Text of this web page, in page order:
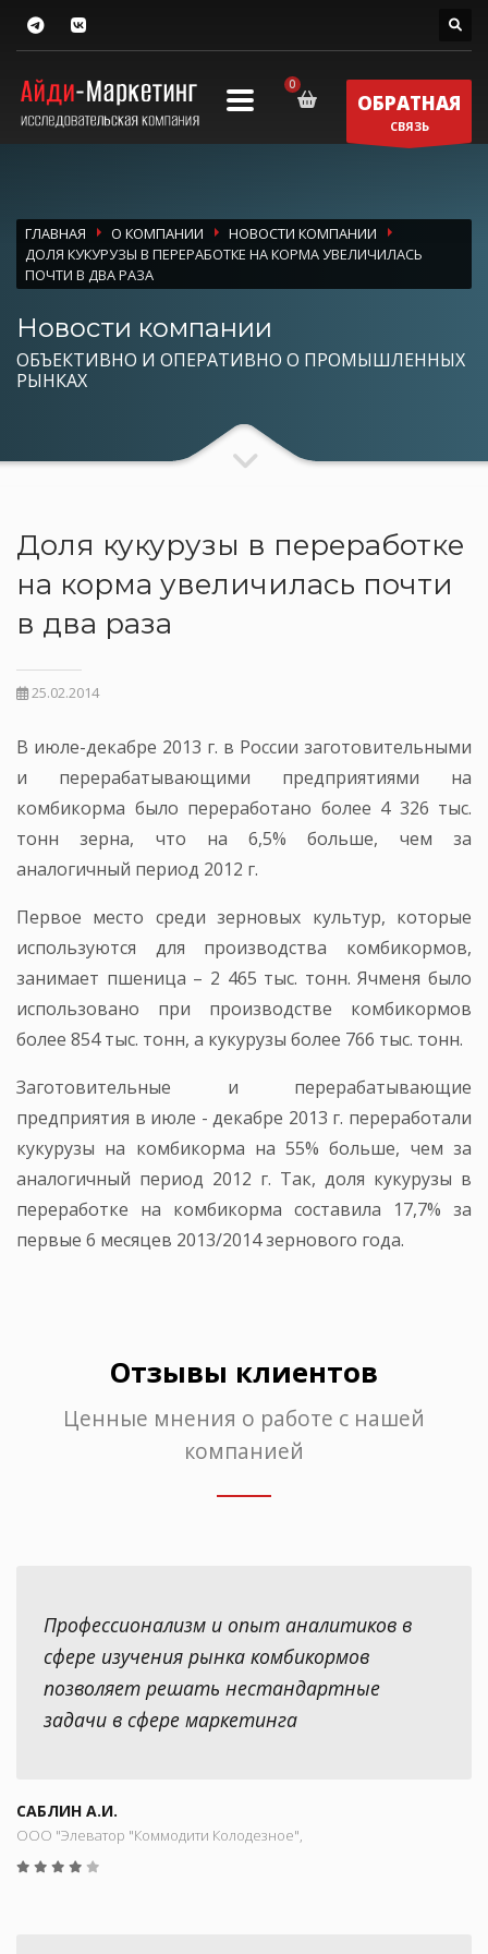
ОБРАТНАЯ
СВЯЗЬ
ГЛАВНАЯ О КОМПАНИИ
НОВОСТИ КОМПАНИИ
ДОЛЯ КУКУРУЗЫ В ПЕРЕРАБОТКЕ НА КОРМА УВЕЛИЧИЛАСЬ
ПОЧТИ В ДВА РАЗА
Новости компании
ОБЪЕКТИВНО И ОПЕРАТИВНО О ПРОМЫШЛЕННЫХ
РЫНКАХ
Доля кукурузы в переработке
на корма увеличилась почти
в два раза
25.02.2014
В июле-декабре 2013 г. в России заготовительными
и перерабатывающими предприятиями на
комбикорма было переработано более 4 326 тыс.
тонн зерна, что на 6,5% больше, чем за
аналогичный период 2012 г.
Первое место среди зерновых культур, которые
используются для производства комбикормов,
занимает пшеница – 2 465 тыс. тонн. Ячменя было
использовано при производстве комбикормов
более 854 тыс. тонн, а кукурузы более 766 тыс. тонн.
Заготовительные и перерабатывающие
предприятия в июле - декабре 2013 г. переработали
кукурузы на комбикорма на 55% больше, чем за
аналогичный период 2012 г. Так, доля кукурузы в
переработке на комбикорма составила 17,7% за
первые 6 месяцев 2013/2014 зернового года.
Отзывы клиентов
Ценные мнения о работе с нашей
компанией
Профессионализм и опыт аналитиков в
сфере изучения рынка комбикормов
позволяет решать нестандартные
задачи в сфере маркетинга
САБЛИН А.И.
ООО "Элеватор "Коммодити Колодезное",